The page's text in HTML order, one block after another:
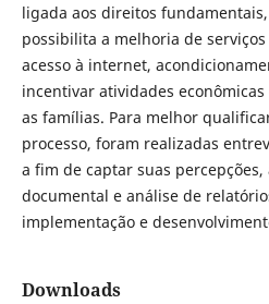
ligada aos direitos
possibilita a melhoria de
acesso à internet,
incentivar atividades
as famílias. Para melhor
processo, foram realizadas
a fim de captar suas
documental e análise de
implementação e
Downloads